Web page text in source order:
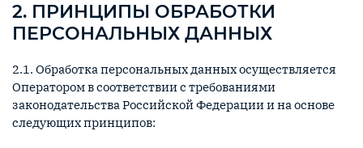
2. ПРИНЦИПЫ ОБРАБОТКИ
ПЕРСОНАЛЬНЫХ ДАННЫХ
2.1. Обработка персональных данных осуществляется
Оператором в соответствии с требованиями
законодательства Российской Федерации и на основе
следующих принципов: